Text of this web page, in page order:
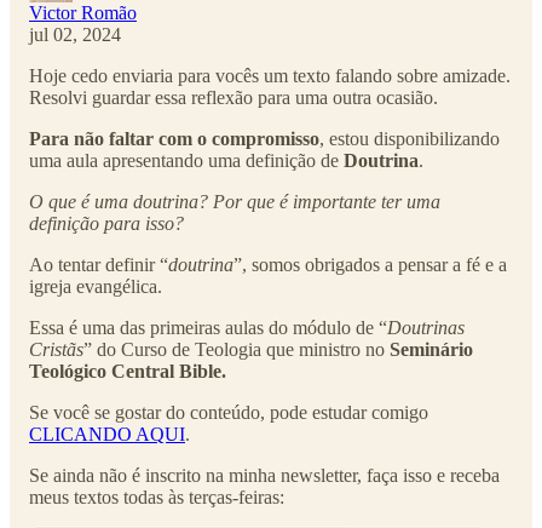
Victor Romão
jul 02, 2024
Hoje cedo enviaria para vocês um texto falando sobre amizade.
Resolvi guardar essa reflexão para uma outra ocasião.
Para não faltar com o compromisso, estou disponibilizando
uma aula apresentando uma definição de Doutrina.
O que é uma doutrina? Por que é importante ter uma
definição para isso?
Ao tentar definir “doutrina”, somos obrigados a pensar a fé e a
igreja evangélica.
Essa é uma das primeiras aulas do módulo de “Doutrinas
Cristãs” do Curso de Teologia que ministro no Seminário
Teológico Central Bible.
Se você se gostar do conteúdo, pode estudar comigo
CLICANDO AQUI.
Se ainda não é inscrito na minha newsletter, faça isso e receba
meus textos todas às terças-feiras: